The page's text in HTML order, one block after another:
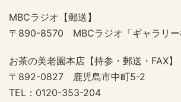
MBCラジオ【郵送】
〒890-8570 MBCラジオ「ギャラリー
お茶の美老園本店【持参・郵送・FAX】
〒892-0827 鹿児島市中町5-2
TEL：0120-353-204